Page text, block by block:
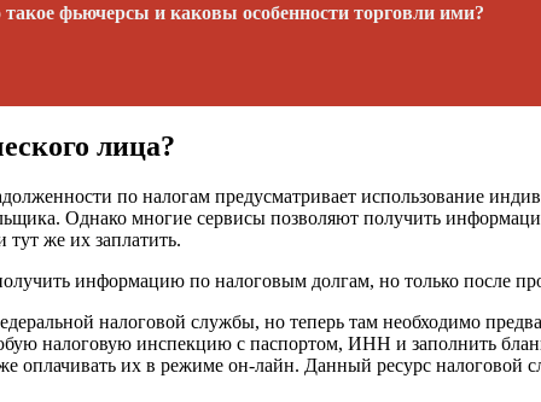
такое фьючерсы и каковы особенности торговли ими?
лица?
по налогам предусматривает использование
Однако многие сервисы позволяют получить
же их заплатить.
информацию по налоговым долгам, но только после
налоговой службы, но теперь там необходимо
налоговую инспекцию с паспортом, ИНН и заполнить
оплачивать их в режиме он-лайн. Данный ресурс